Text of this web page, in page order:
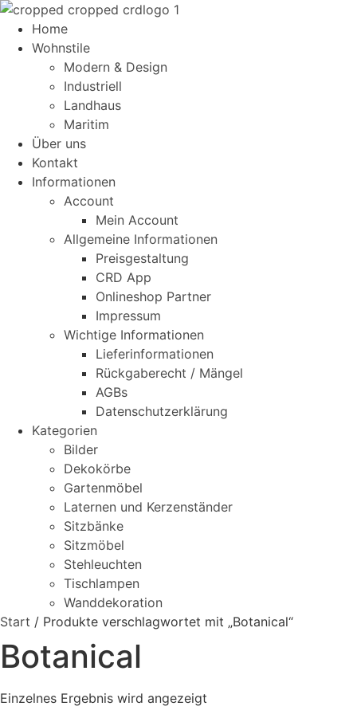
Home
Wohnstile
Modern & Design
Industriell
Landhaus
Maritim
Über uns
Kontakt
Informationen
Account
Mein Account
Allgemeine Informationen
Preisgestaltung
CRD App
Onlineshop Partner
Impressum
Wichtige Informationen
Lieferinformationen
Rückgaberecht / Mängel
AGBs
Datenschutzerklärung
Kategorien
Bilder
Dekokörbe
Gartenmöbel
Laternen und Kerzenständer
Sitzbänke
Sitzmöbel
Stehleuchten
Tischlampen
Wanddekoration
Start / Produkte verschlagwortet mit „Botanical“
Botanical
Einzelnes Ergebnis wird angezeigt